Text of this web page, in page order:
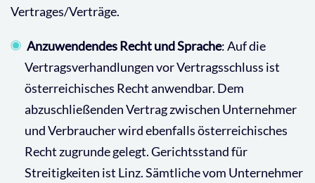
Vertrages/Verträge.
Anzuwendendes Recht und Sprache: Auf die
Vertragsverhandlungen vor Vertragsschluss ist
österreichisches Recht anwendbar. Dem
abzuschließenden Vertrag zwischen Unternehmer
und Verbraucher wird ebenfalls österreichisches
Recht zugrunde gelegt. Gerichtsstand für
Streitigkeiten ist Linz. Sämtliche vom Unternehmer